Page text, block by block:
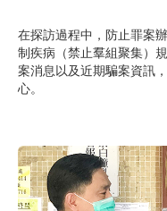
在探訪過程中，防止罪案
制疾病（禁止羣組聚集）
案消息以及近期騙案資訊
心。